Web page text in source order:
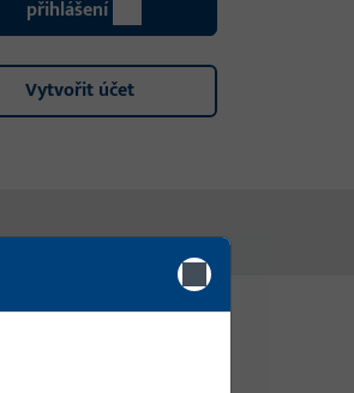
přihlášení
Vytvořit účet